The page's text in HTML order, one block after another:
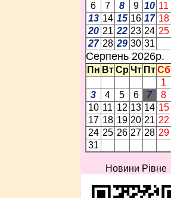
6
7 8 9 10 11
13 14 15 16 17 18
20 21 22 23 24 25
27 28 29 30 31
Серпень 2026p.
Пн Вт Ср Чт Пт Сб
1
3
4 5 6 7 8
10 11 12 13 14 15
17 18 19 20 21 22
24 25 26 27 28 29
31
Новини Рівне